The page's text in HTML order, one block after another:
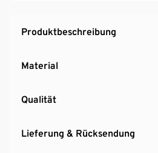
(ab einem Bestellwert von
Zusätzliche TreueBohnen (ab
Programmteilnahme)
Rabatte auf Kaffeemaschinen
Rabattgutscheine für
Produktbeschreibung
Material
Qualität
Lieferung & Rücksendung